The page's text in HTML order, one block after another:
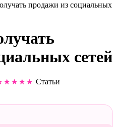
продажи из социальных
сетей
Статьи